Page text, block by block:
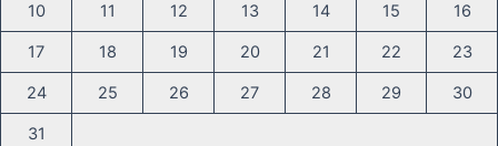
10 11 12 13 14 15 16
17 18 19 20 21 22 23
24 25 26 27 28 29 30
31